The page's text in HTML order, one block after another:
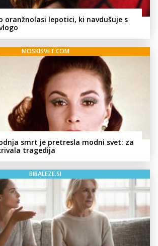
oranžnolasi lepotici, ki navdušuje s
MOSKISVET.COM
smrt je pretresla modni svet: za
tragedija
BIBALEZE.SI